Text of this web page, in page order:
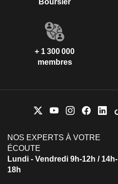
Boursier
+ 1 300 000
membres
NOS EXPERTS À VOTRE
ÉCOUTE
Lundi - Vendredi 9h-12h / 14h-
18h